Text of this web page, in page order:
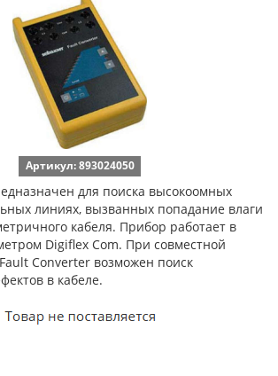
Артикул: 893024050
для поиска высокоомных
линиях, вызванных попадание влаги
кабеля. Прибор работает в
Digiflex Com. При совместной
Converter возможен поиск
в кабеле.